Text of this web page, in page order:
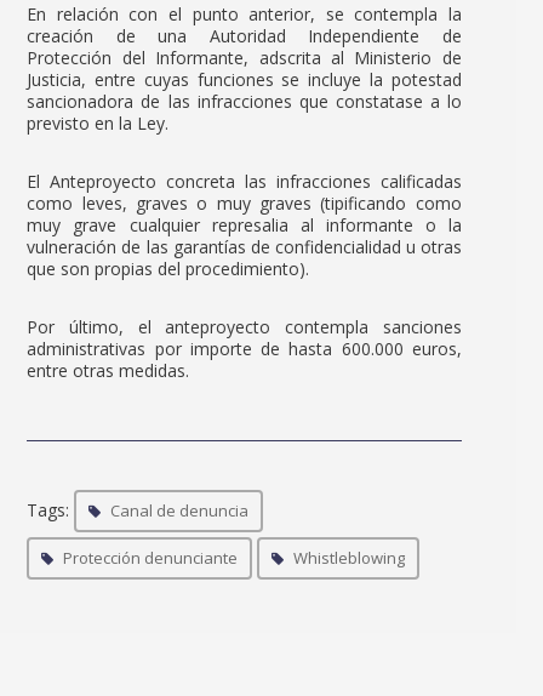
En relación con el punto anterior, se contempla la
creación de una Autoridad Independiente de
Protección del Informante, adscrita al Ministerio de
Justicia, entre cuyas funciones se incluye la potestad
sancionadora de las infracciones que constatase a lo
previsto en la Ley.
El Anteproyecto concreta las infracciones calificadas
como leves, graves o muy graves (tipificando como
muy grave cualquier represalia al informante o la
vulneración de las garantías de confidencialidad u otras
que son propias del procedimiento).
Por último, el anteproyecto contempla sanciones
administrativas por importe de hasta 600.000 euros,
entre otras medidas.
Tags: Canal de denuncia
Protección denunciante Whistleblowing